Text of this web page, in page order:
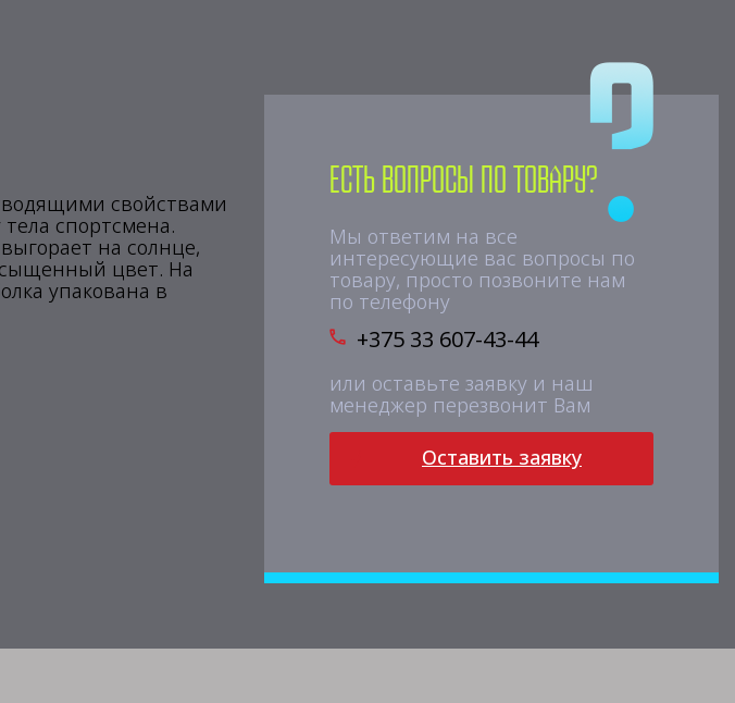
свойствами
спортсмена.
на солнце,
цвет. На
упакована в
Есть вопросы по товару?
Мы ответим на все
интересующие вас вопросы по
товару, просто позвоните нам
по телефону
+375 33 607-43-44
или оставьте заявку и наш
менеджер перезвонит Вам
Оставить заявку